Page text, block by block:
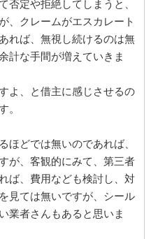
否定や拒絶してしまうと、
、クレームがエスカレート
れば、無視し続けるのは無
計な手間が増えていきま
よ、と借主に感じさせるの
。
ほどでは無いのであれば、
が、客観的にみて、第三者
ば、費用なども検討し、対
見ては無いですが、シール
業者さんもあると思いま